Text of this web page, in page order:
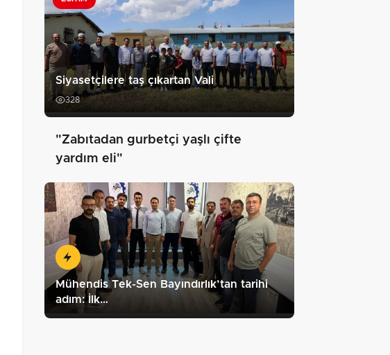
Siyasetçilere taş çıkartan Vali
328
"Zabıtadan gurbetçi yaşlı çifte
yardım eli"
Mühendis Tek-Sen Bayındırlık’tan tarihi
adım: İlk…